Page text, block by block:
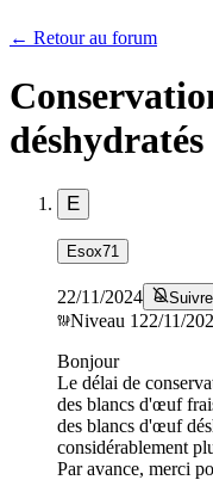
← Retour au forum
déshydratés
E
Esox71
22/11/2024 Suivre
Niveau 1 22/11/
Bonjour
Le délai de
des blancs d'œuf
des blancs d'œuf
considérablement
Par avance, merci